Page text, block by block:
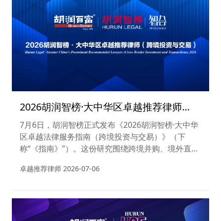
谈、客户调研及代表性项目分析，最终遴选出两个领
域共34位卓越推荐律师。
2026胡润智榜·大中华区卓越推荐律师
（跨境投资与交易）
7月6日，胡润智榜正式发布《2026胡润智榜·大中华
区卓越法律服务指南（跨境投资与交易）》（下
称“《指南》”）。这份研究围绕跨境并购、境外直接
厂、海外项目开发与投建营、跨境投资及项目融资、
师的专项调研、486个有效项目样本的系统梳理，并
结合律师访谈、公开政策与市场数据，对当前跨境投
卓越推荐律师 2026-07-06